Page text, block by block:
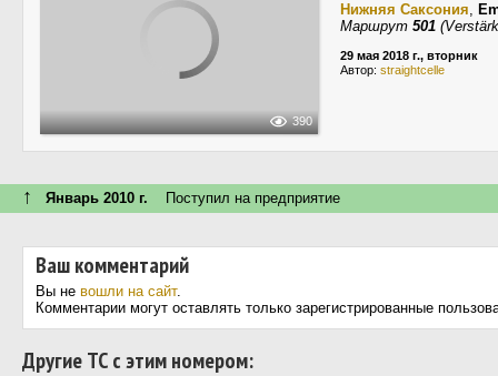
390
Нижняя Саксония,
Маршрут 501
29 мая 2018 г., вторник
Автор: straightcelle
↑ Январь 2010 г. Поступил на предприятие
Ваш комментарий
Вы не вошли на сайт.
Комментарии могут оставлять только зарегистрированные
Другие ТС с этим номером: